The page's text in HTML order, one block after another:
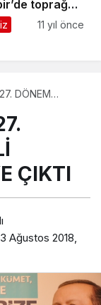
toprağa
11 yıl önce
DÖNEM
ÇIKTI
Ağustos 2018,